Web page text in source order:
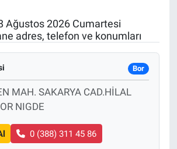
Ağustos 2026 Cumartesi
adres, telefon ve konumları
Bor
MAH. SAKARYA CAD.HİLAL
NIGDE
0 (388) 311 45 86